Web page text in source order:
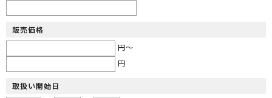
販売価格
円～
円
取扱い開始日